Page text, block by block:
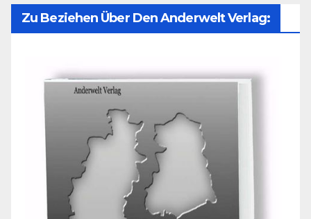
Zu Beziehen Über Den Anderwelt Verlag: